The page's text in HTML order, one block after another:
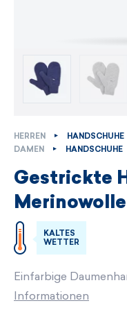
HERREN
HANDSCHUHE
DAMEN
HANDSCHUHE
Gestrickte
Merinowolle
KALTES
WETTER
Einfarbige
Informationen